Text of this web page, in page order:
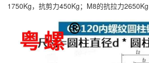
1750Kg，抗剪力450Kg；M8的抗拉力2650Kg